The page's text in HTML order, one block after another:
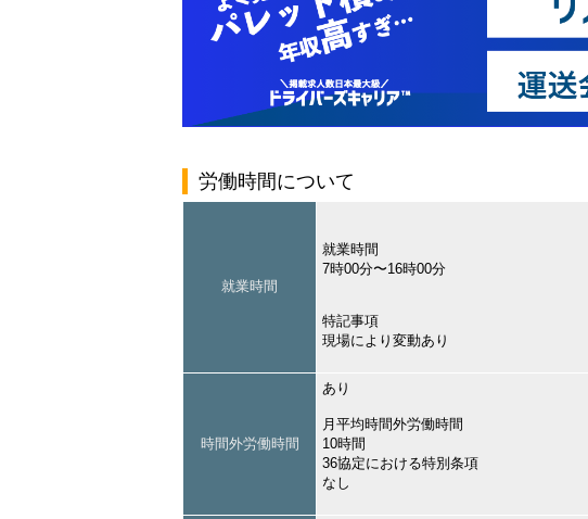
労働時間について
就業時間
就業時間
7時00分〜16時00分
特記事項
現場により変動あり
時間外労働時間
あり
月平均時間外労働時間
10時間
36協定における特別条項
なし